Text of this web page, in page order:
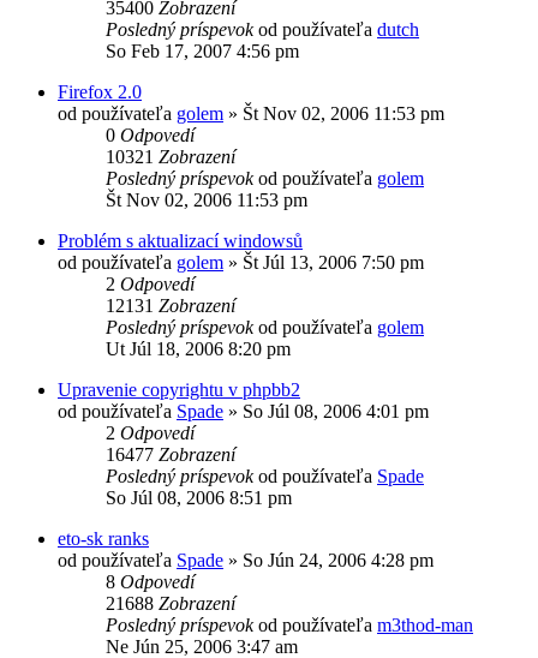
35400 Zobrazení
Posledný príspevokod používateľa dutch
So Feb 17, 2007 4:56 pm
Firefox 2.0
od používateľa golem » Št Nov 02, 2006 11:53 pm
0 Odpovedí
10321 Zobrazení
Posledný príspevokod používateľa golem
Št Nov 02, 2006 11:53 pm
Problém s aktualizací windowsů
od používateľa golem » Št Júl 13, 2006 7:50 pm
2 Odpovedí
12131 Zobrazení
Posledný príspevokod používateľa golem
Ut Júl 18, 2006 8:20 pm
Upravenie copyrightu v phpbb2
od používateľa Spade » So Júl 08, 2006 4:01 pm
2 Odpovedí
16477 Zobrazení
Posledný príspevokod používateľa Spade
So Júl 08, 2006 8:51 pm
eto-sk ranks
od používateľa Spade » So Jún 24, 2006 4:28 pm
8 Odpovedí
21688 Zobrazení
Posledný príspevokod používateľa m3thod-man
Ne Jún 25, 2006 3:47 am